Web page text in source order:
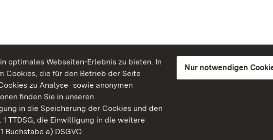
optimales Webseiten-Erlebnis zu bieten. In
Cookies, die für den Betrieb der Seite
zu Analyse- sowie anonymen
finden Sie in unseren
in die Speicherung der Cookies und den
TTDSG, die Einwilligung in die weitere
Buchstabe a) DSGVO.
Nur notwendigen